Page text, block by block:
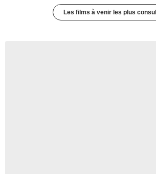
Les films à venir les plus